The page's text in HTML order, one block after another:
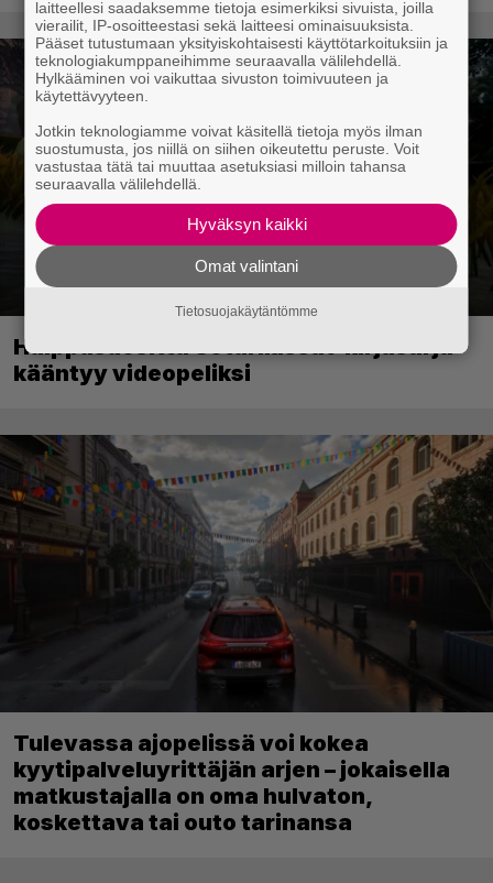
Huippusuosittu Soturikissat-kirjasarja
kääntyy videopeliksi
Tulevassa ajopelissä voi kokea
kyytipalveluyrittäjän arjen – jokaisella
matkustajalla on oma hulvaton,
koskettava tai outo tarinansa
laitteellesi saadaksemme tietoja esimerkiksi sivuista, joilla
vierailit, IP-osoitteestasi sekä laitteesi ominaisuuksista.
Pääset tutustumaan yksityiskohtaisesti käyttötarkoituksiin ja
teknologiakumppaneihimme seuraavalla välilehdellä.
Hylkääminen voi vaikuttaa sivuston toimivuuteen ja
käytettävyyteen.
Jotkin teknologiamme voivat käsitellä tietoja myös ilman
suostumusta, jos niillä on siihen oikeutettu peruste. Voit
vastustaa tätä tai muuttaa asetuksiasi milloin tahansa
seuraavalla välilehdellä.
Hyväksyn kaikki
Omat valintani
Tietosuojakäytäntömme